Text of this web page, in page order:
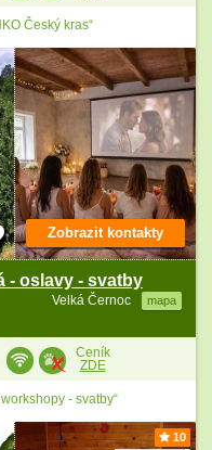
Český kras“
- oslavy - svatby
Velká Černoc mapa
Zobrazit kontakty
Ceník
ZDE
- svatby“
10